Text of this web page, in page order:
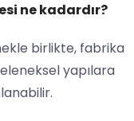
ne kadardır?
birlikte, fabrika
yapılara